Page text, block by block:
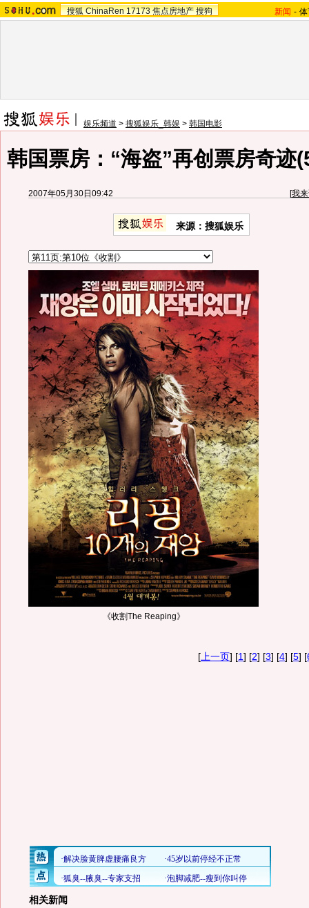
搜狐 ChinaRen 17173 焦点房地产 搜狗 新闻 -
娱乐频道 > 搜狐娱乐_韩娱 > 韩国电影
韩国票房：“海盗”再创票房奇迹
2007年05月30日09:42 [我
来源：搜狐娱乐
《收割The Reaping》
[ 上一页] [1] [2] [3] [4] [5] [
相关新闻